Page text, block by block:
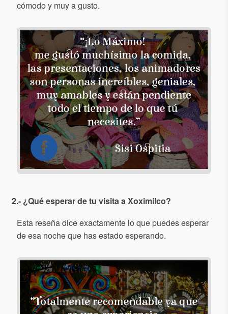
cómodo y muy a gusto.
2.- ¿Qué esperar de tu visita a Xoximilco?
Esta reseña dice exactamente lo que puedes esperar
de esa noche que has estado esperando.